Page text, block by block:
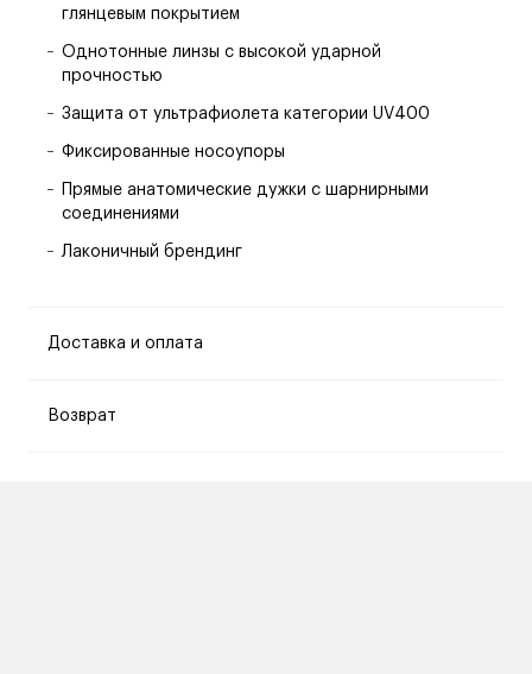
глянцевым покрытием
Однотонные линзы с высокой ударной
прочностью
Защита от ультрафиолета категории UV400
Фиксированные носоупоры
Прямые анатомические дужки с шарнирными
соединениями
Лаконичный брендинг
Доставка и оплата
Возврат